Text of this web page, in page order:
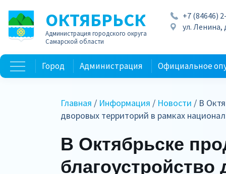
ОКТЯБРЬСК
Администрация городского округа
Самарской области
+7 (84646)
ул. Ленина,
Город Администрация Официальное
Главная / Информация / Новости / В
дворовых территорий в рамках
В Октябрьске